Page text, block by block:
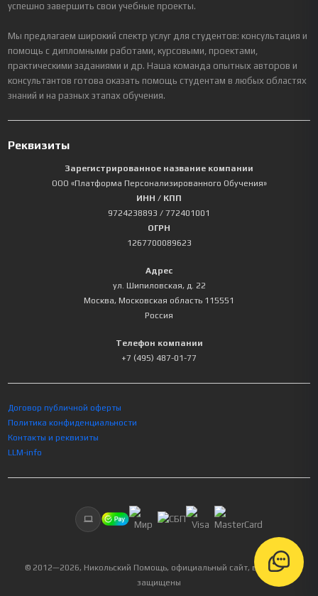
успешно завершить свои учебные проекты.
Мы предлагаем широкий спектр услуг для студентов: консультация и
помощь с дипломными работами, курсовыми, проектами,
практическими заданиями и др. Наша команда опытных авторов и
консультантов готова оказать помощь студентам в любых областях
знаний и на разных этапах обучения.
Реквизиты
Зарегистрированное название компании
ООО «Платформа Персонализированного Обучения»
ИНН / КПП
9724238893 / 772401001
ОГРН
1267700089623
Адрес
ул. Шипиловская, д. 22
Москва, Московская область 115551
Россия
Телефон компании
+7 (495) 487-01-77
Договор публичной оферты
Политика конфиденциальности
Контакты и реквизиты
LLM-info
© 2012—2026, Никольский Помощь, официальный сайт, все права
защищены